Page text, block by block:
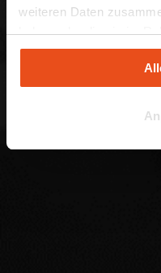
weiteren Daten
haben oder die sie im
gesammelt haben.